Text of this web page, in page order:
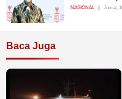
NASIONAL Jumat,
Baca Juga